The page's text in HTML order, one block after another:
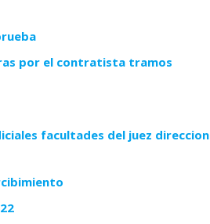
por el contratista tramos
facultades del juez direccion